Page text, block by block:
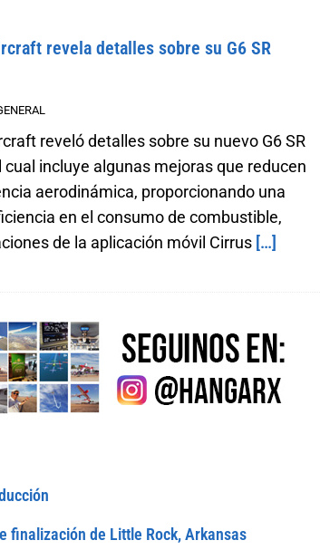
revela detalles sobre su G6 SR
reveló detalles sobre su nuevo G6 SR
cual incluye algunas mejoras que reducen
aerodinámica, proporcionando una
en el consumo de combustible,
de la aplicación móvil Cirrus […]
finalización de Little Rock, Arkansas